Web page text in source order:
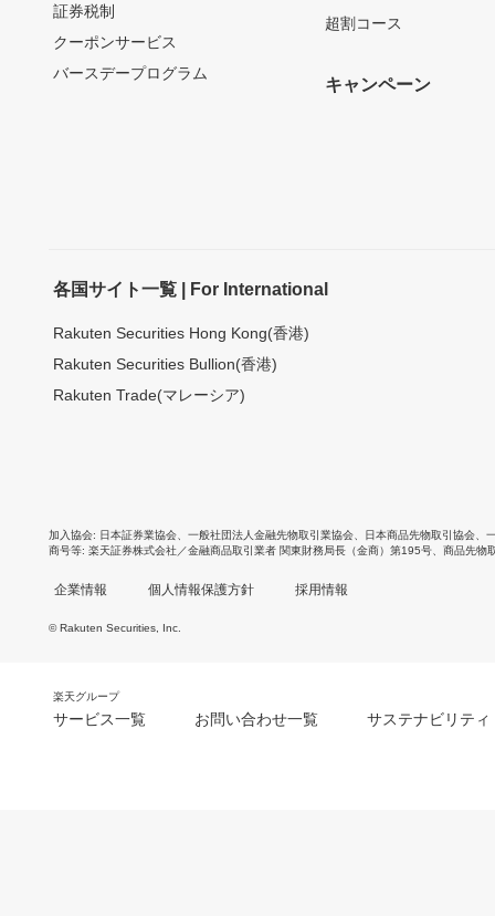
証券税制
クーポンサービス
バースデープログラム
超割コース
キャンペーン
各国サイト一覧 | For International
Rakuten Securities Hong Kong(香港)
Rakuten Securities Bullion(香港)
Rakuten Trade(マレーシア)
加入協会 日本証券業協会 一般社団法人金融先物取引業協会 日本商品先物取引協会
商号等 楽天証券株式会社／金融商品取引業者 関東財務局長（金商）第195号、商品先物
企業情報 個人情報保護方針 採用情報
© Rakuten Securities, Inc.
楽天グループ
サービス一覧 お問い合わせ一覧 サステナビリティ